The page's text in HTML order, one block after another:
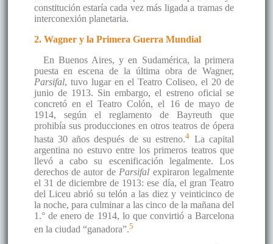
constitución estaría cada vez más ligada a tramas de
interconexión planetaria.
2. Wagner y la Primera Guerra Mundial
En Buenos Aires, y en Sudamérica, la primera
puesta en escena de la última obra de Wagner,
Parsifal, tuvo lugar en el Teatro Coliseo, el 20 de
junio de 1913. Sin embargo, el estreno oficial se
concretó en el Teatro Colón, el 16 de mayo de
1914, según el reglamento de Bayreuth que
prohibía sus producciones en otros teatros de ópera
hasta 30 años después de su estreno.4 La capital
argentina no estuvo entre los primeros teatros que
llevó a cabo su escenificación legalmente. Los
derechos de autor deParsifal expiraron legalmente
el 31 de diciembre de 1913: ese día, el gran Teatro
del Liceu abrió su telón a las diez y veinticinco de
la noche, para culminar a las cinco de la mañana del
1.° de enero de 1914, lo que convirtió a Barcelona
en la ciudad “ganadora”.5